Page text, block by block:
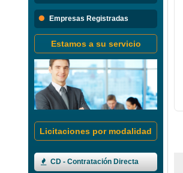
Empresas Registradas
Estamos a su servicio
Licitaciones por modalidad
CD - Contratación Directa